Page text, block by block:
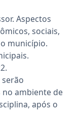
Aspectos
sociais,
município.
no ambiente de
após o